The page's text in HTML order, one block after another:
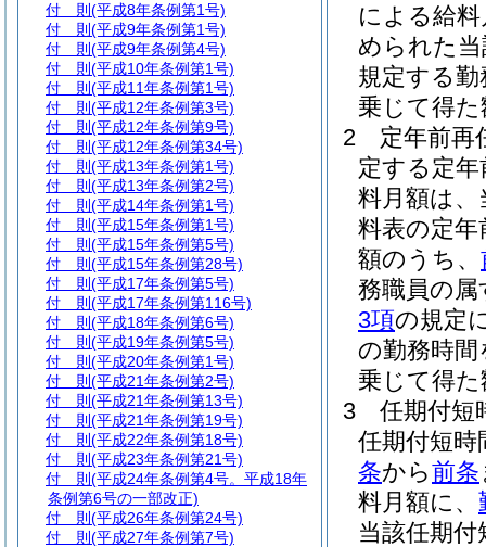
による給
められた
規定する
乗じて得
2
定年前再
定する定
料月額は、
料表の定年
額のうち、
務職員の
3項の規定
の勤務時間
乗じて得
3
任期付短
任期付短時
条から前条
料月額に、
当該任期
付 則 (平成8年条例第1号)
付 則 (平成9年条例第1号)
付 則 (平成9年条例第4号)
付 則 (平成10年条例第1号)
付 則 (平成11年条例第1号)
付 則 (平成12年条例第3号)
付 則 (平成12年条例第9号)
付 則 (平成12年条例第34号)
付 則 (平成13年条例第1号)
付 則 (平成13年条例第2号)
付 則 (平成14年条例第1号)
付 則 (平成15年条例第1号)
付 則 (平成15年条例第5号)
付 則 (平成15年条例第28号)
付 則 (平成17年条例第5号)
付 則 (平成17年条例第116号)
付 則 (平成18年条例第6号)
付 則 (平成19年条例第5号)
付 則 (平成20年条例第1号)
付 則 (平成21年条例第2号)
付 則 (平成21年条例第13号)
付 則 (平成21年条例第19号)
付 則 (平成22年条例第18号)
付 則 (平成23年条例第21号)
付 則 (平成24年条例第4号。平成18年
条例第6号の一部改正)
付 則 (平成26年条例第24号)
付 則 (平成27年条例第7号)